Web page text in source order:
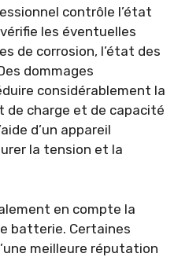
contrôle l’état
les éventuelles
de corrosion, l’état des
dommages
considérablement la
de charge et de capacité
d’un appareil
la tension et la
en compte la
batterie. Certaines
meilleure réputation